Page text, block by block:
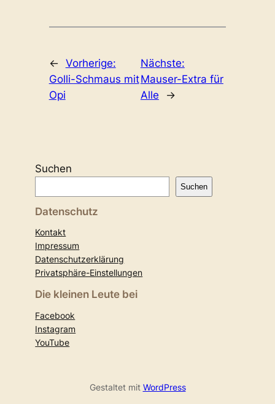
← Vorherige:
Golli-Schmaus mit
Opi
Nächste:
Mauser-Extra für
Alle
→
Suchen
Suchen
Datenschutz
Kontakt
Impressum
Datenschutzerklärung
Privatsphäre-Einstellungen
Die kleinen Leute bei
Facebook
Instagram
YouTube
Gestaltet mit WordPress